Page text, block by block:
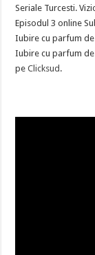
Seriale Turcesti.
Episodul 3 online
Iubire cu parfum de
Iubire cu parfum de
peClicksud .